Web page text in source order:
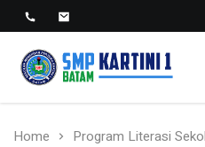
Home Program Literasi